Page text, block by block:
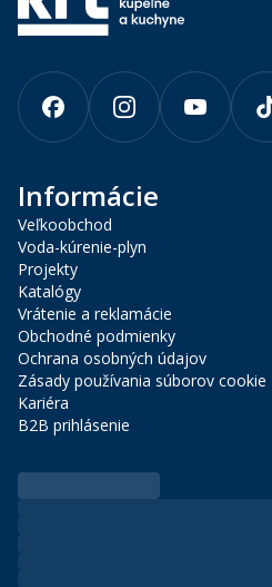
Informácie
Veľkoobchod
Voda-kúrenie-plyn
Projekty
Katalógy
Vrátenie a reklamácie
Obchodné podmienky
Ochrana osobných údajov
Zásady používania súborov cookie
Kariéra
B2B prihlásenie